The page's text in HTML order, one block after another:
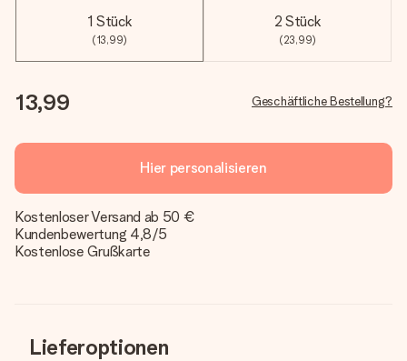
1 Stück
(13,99)
2 Stück
(23,99)
13,99 Geschäftliche Bestellung?
Hier personalisieren
Kostenloser Versand ab 50 €
Kundenbewertung 4,8/5
Kostenlose Grußkarte
Lieferoptionen